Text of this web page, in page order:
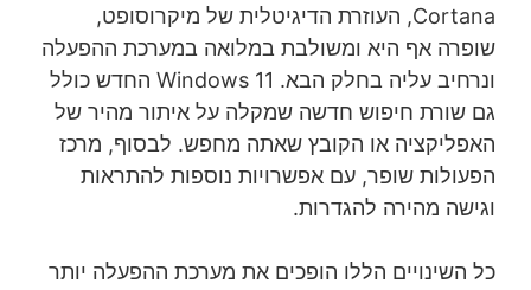
Cortana, העוזרת הדיגיטלית של מיקרוסופט,
שופרה אף היא ומשולבת במלואה במערכת ההפעלה
ונרחיב עליה בחלק הבא. Windows 11 החדש כולל
גם שורת חיפוש חדשה שמקלה על איתור מהיר של
האפליקציה או הקובץ שאתה מחפש. לבסוף, מרכז
הפעולות שופר, עם אפשרויות נוספות להתראות
וגישה מהירה להגדרות.
כל השינויים הללו הופכים את מערכת ההפעלה יותר